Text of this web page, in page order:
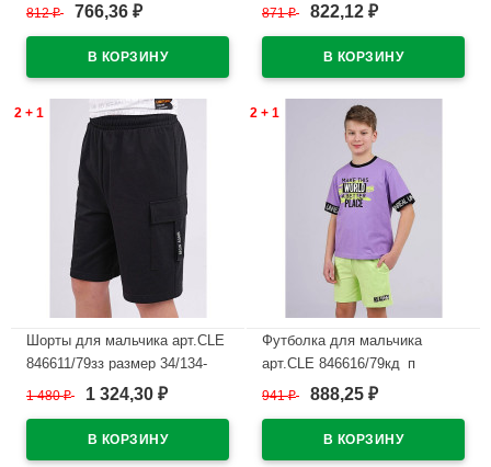
размер 34/134-42/158 цвет
812₽ 766,36 ₽
размер 34/134-42/158 цвет
871₽ 822,12 ₽
2 + 1
Шорты для мальчика арт.CLE
846611/79зз размер 34/134-
42/158 цвет черный
1 480₽ 1 324,30 ₽
2 + 1
Футболка для мальчика
арт.CLE 846616/79кд_п
размер 34/134-42/158 цвет
941₽ 888,25 ₽